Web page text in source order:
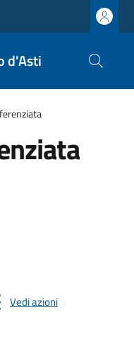
d'Asti
Vedi azioni